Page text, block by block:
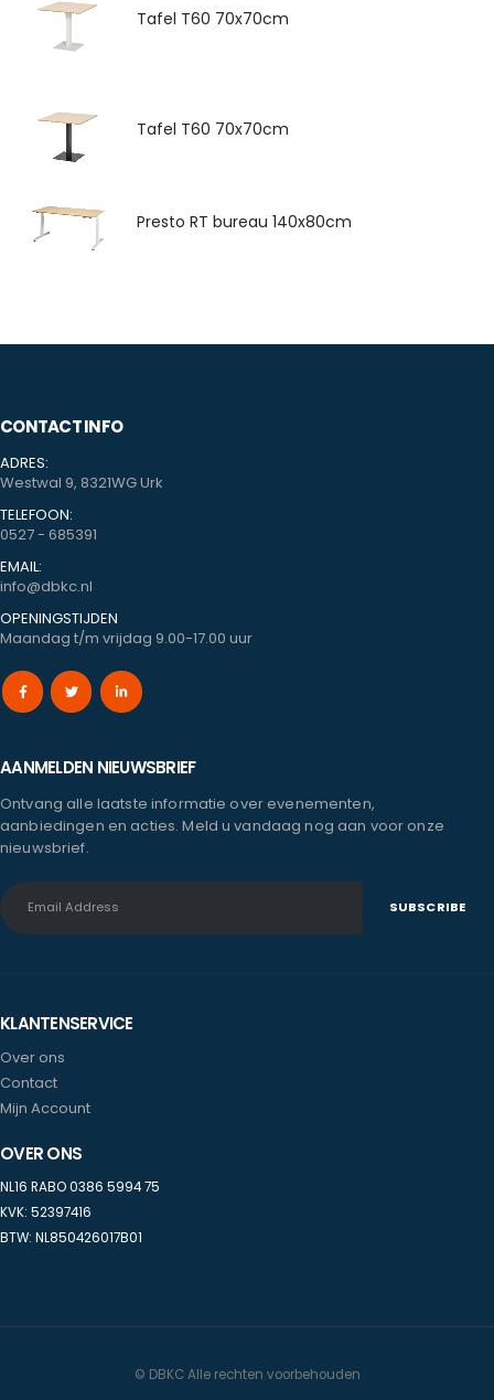
Tafel T60 70x70cm
Tafel T60 70x70cm
Presto RT bureau 140x80cm
CONTACT INFO
ADRES:
Westwal 9, 8321WG Urk
TELEFOON:
0527 - 685391
EMAIL:
info@dbkc.nl
OPENINGSTIJDEN
Maandag t/m vrijdag 9.00-17.00 uur
AANMELDEN NIEUWSBRIEF
Ontvang alle laatste informatie over evenementen,
aanbiedingen en acties. Meld u vandaag nog aan voor onze
nieuwsbrief.
KLANTENSERVICE
Over ons
Contact
Mijn Account
OVER ONS
NL16 RABO 0386 5994 75
KVK: 52397416
BTW: NL850426017B01
© DBKC Alle rechten voorbehouden